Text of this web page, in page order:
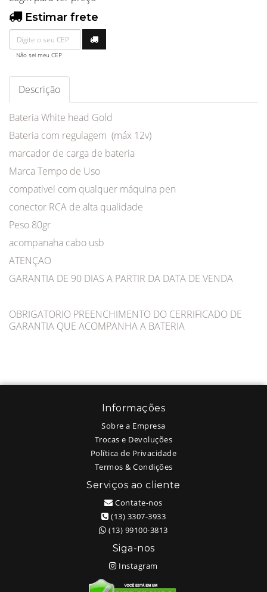
Estimar frete
Não sei meu CEP
Descrição
Bateria White head Gold
Bateria com regulagem (máx 12v)
marcador de carga de bateria
Marca Tempo de Uso
compativel com qualquer máquina pen
conector RCA de alta qualidade
Peso 80gr
acompanaha cabo usb
ATENÇAO
GARANTIA DE 90 DIAS A PARTIR DA DATA DE VENDA
OBRIGATORIO PREENCHIMENTO DO CERRIFICADO DE
GARANTIA QUE ACOMPANHA A BATERIA
Informações
Sobre a Empresa
Trocas e Devoluções
Política de Privacidade
Termos & Condições
Serviços ao cliente
Contate-nos
(13) 3307-3933
(13) 99100-3813
Siga-nos
Instagram